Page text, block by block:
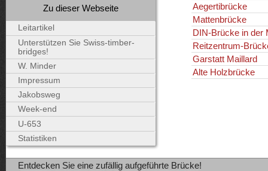
Aegertibrücke
Mattenbrücke
DIN-Brücke in der
Reitzentrum-
Garstatt Maillard
Alte Holzbrücke
Zu dieser Webseite
Leitartikel
Unterstützen Sie Swiss-timber-
bridges!
W. Minder
Impressum
Jakobsweg
Week-end
U-653
Statistiken
Entdecken Sie eine zufällig aufgeführte Brücke!